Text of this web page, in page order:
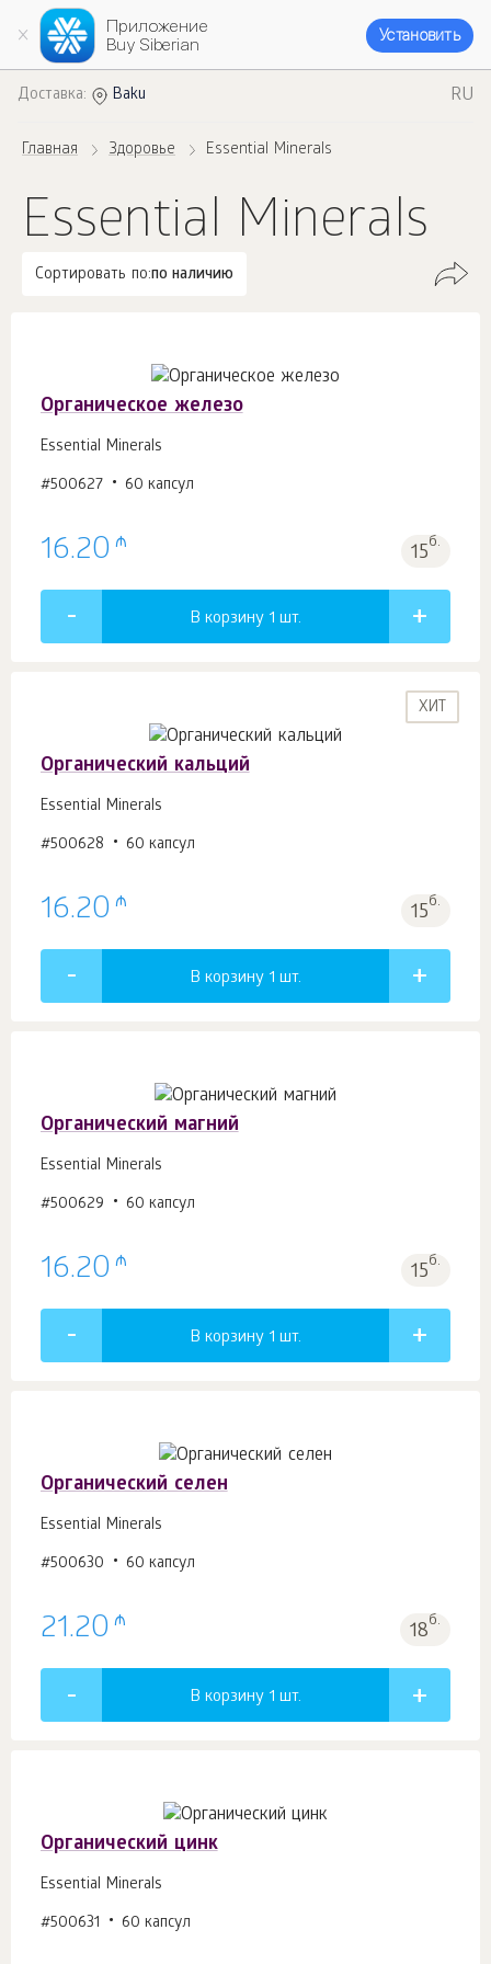
Приложение
Buy Siberian
Установить
Доставка: Baku RU
Главная Здоровье Essential Minerals
Essential Minerals
Сортировать по:по наличию
Органическое железо
Essential Minerals
#500627 60 капсул
16.20 ₼ 15б.
В корзину 1 шт.
ХИТ
Органический кальций
Essential Minerals
#500628 60 капсул
16.20 ₼ 15б.
В корзину 1 шт.
Органический магний
Essential Minerals
#500629 60 капсул
16.20 ₼ 15б.
В корзину 1 шт.
Органический селен
Essential Minerals
#500630 60 капсул
21.20 ₼ 18б.
В корзину 1 шт.
Органический цинк
Essential Minerals
#500631 60 капсул